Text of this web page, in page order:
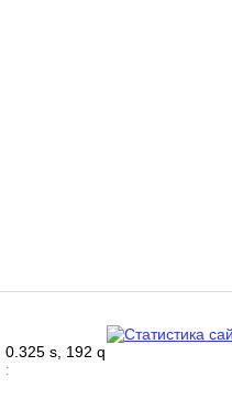
0.325 s, 192 q
: